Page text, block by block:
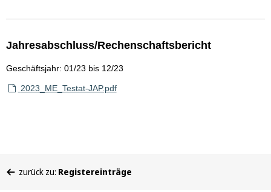
Jahresabschluss/Rechenschaftsbericht
Geschäftsjahr: 01/23 bis 12/23
2023_ME_Testat-JAP.pdf
befinden
zurück zu: Registereinträge